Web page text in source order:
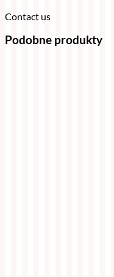
Contact us
Podobne produkty